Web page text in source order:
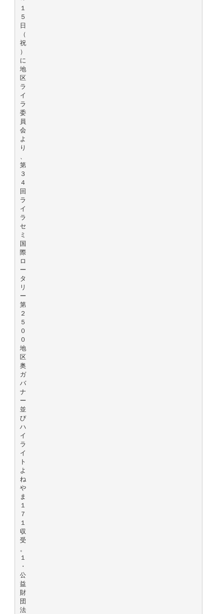
１
５
日
（
祝
）
に
地
区
ラ
イ
ラ
委
員
会
よ
り
第
３
４
回
ラ
イ
ラ
セ
ミ
国
際
ロ
ー
タ
リ
ー
第
２
５
０
０
地
区
奥
ガ
バ
ナ
ー
並
び
ハ
イ
ラ
イ
ト
よ
ね
や
ま
１
７
１
収
受
。
１
・
公
益
財
団
法